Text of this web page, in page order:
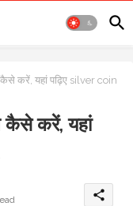
करें, यहां पढ़िए silver coin
कैसे करें, यहां
share